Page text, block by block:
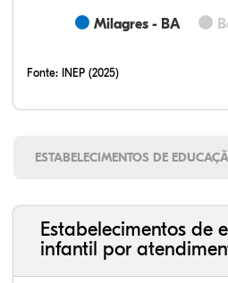
Milagres - BA
Fonte: INEP (2025)
ESTABELECIMENTOS DE
Estabelecimentos de
infantil por